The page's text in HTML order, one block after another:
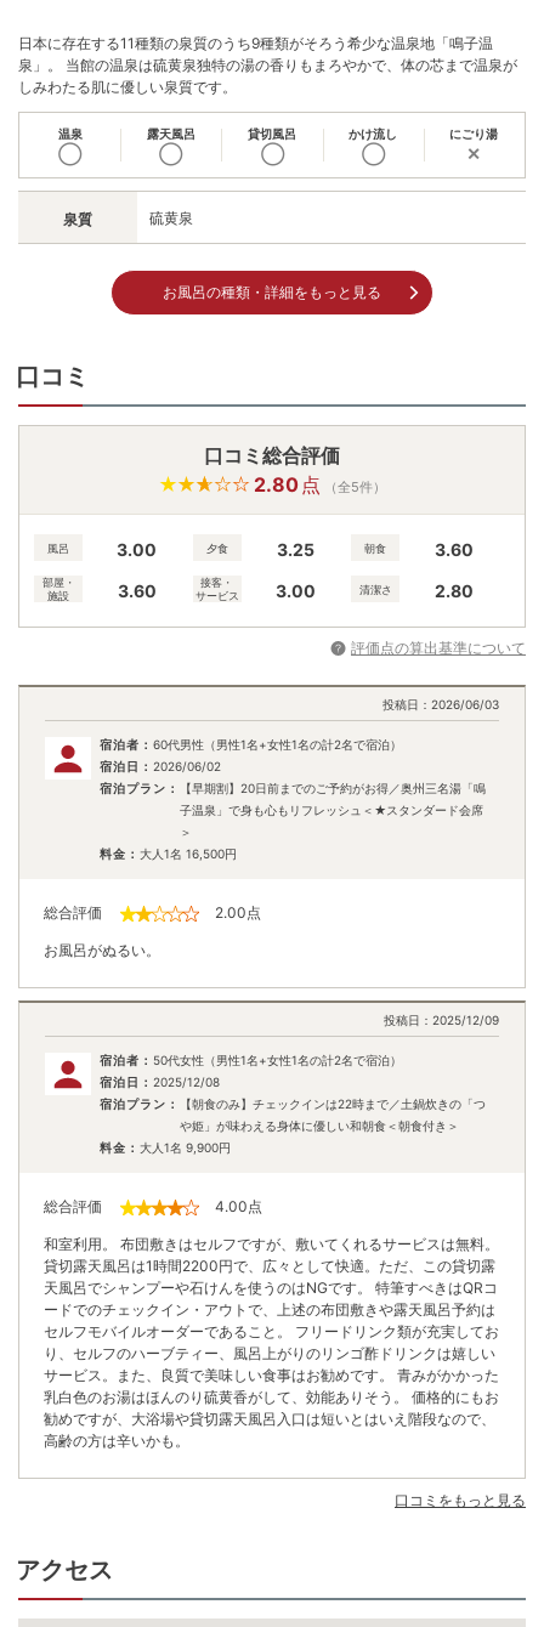
チェックイン15:00〜18:00
チェックアウト 〜10:00
日本に存在する11種類の泉質のうち9種類がそろう希少な温泉地「鳴子温
泉」。 当館の温泉は硫黄泉独特の湯の香りもまろやかで、体の芯まで温泉が
しみわたる肌に優しい泉質です。
温泉
◯
露天風呂
◯
貸切風呂
◯
かけ流し
◯
にごり湯
✕
泉質 硫黄泉
お風呂の種類・詳細をもっと見る
口コミ
口コミ総合評価
2.80 点 （全5件）
風呂 3.00 夕食 3.25 朝食 3.60
部屋・
施設
3.60
接客・
サービス
3.00 清潔さ 2.80
評価点の算出基準について
投稿日： 2026/06/03
宿泊者： 60代男性（男性1名+女性1名の計2名で宿泊）
宿泊日： 2026/06/02
宿泊プラン：
【早期割】20日前までのご予約がお得／奥州三名湯「鳴
子温泉」で身も心もリフレッシュ＜★スタンダード会席
＞
料金： 大人1名 16,500円
総合評価 2.00点
お風呂がぬるい。
投稿日： 2025/12/09
宿泊者： 50代女性（男性1名+女性1名の計2名で宿泊）
宿泊日： 2025/12/08
宿泊プラン：
【朝食のみ】チェックインは22時まで／土鍋炊きの「つ
や姫」が味わえる身体に優しい和朝食＜朝食付き＞
料金： 大人1名 9,900円
総合評価 4.00点
和室利用。 布団敷きはセルフですが、敷いてくれるサービスは無料。
貸切露天風呂は1時間2200円で、広々として快適。ただ、この貸切露
天風呂でシャンプーや石けんを使うのはNGです。 特筆すべきはQRコ
ードでのチェックイン・アウトで、上述の布団敷きや露天風呂予約は
セルフモバイルオーダーであること。 フリードリンク類が充実してお
り、セルフのハーブティー、風呂上がりのリンゴ酢ドリンクは嬉しい
サービス。また、良質で美味しい食事はお勧めです。 青みがかかった
乳白色のお湯はほんのり硫黄香がして、効能ありそう。 価格的にもお
勧めですが、大浴場や貸切露天風呂入口は短いとはいえ階段なので、
高齢の方は辛いかも。
口コミをもっと見る
アクセス